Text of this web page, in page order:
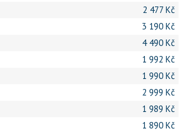
2 477 Kč
3 190 Kč
4 490 Kč
1 992 Kč
1 990 Kč
2 999 Kč
1 989 Kč
1 890 Kč